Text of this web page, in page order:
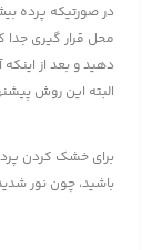
در صورتیکه پرده
محل قرار گیری
دهید و بعد از
البته این روش
برای خشک کردن
باشید، چون نور